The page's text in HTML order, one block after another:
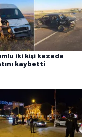
iki kişi kazada
kaybetti